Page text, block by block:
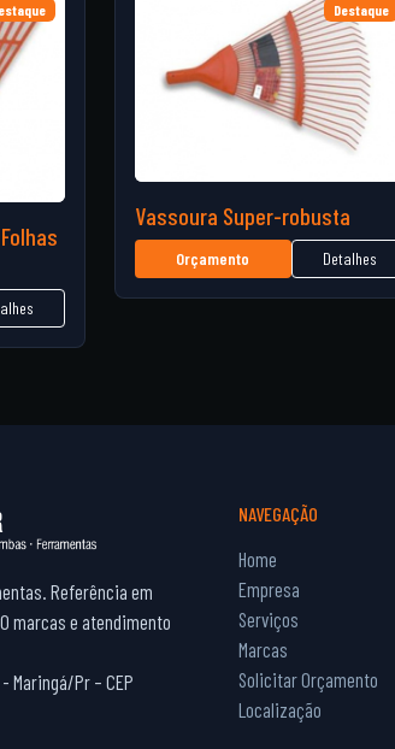
Destaque
Vassoura Super-robusta
Orçamento Detalhes
Referência em
marcas e atendimento
Maringá/Pr – CEP
NAVEGAÇÃO
Home
Empresa
Serviços
Marcas
Solicitar Orçamento
Localização